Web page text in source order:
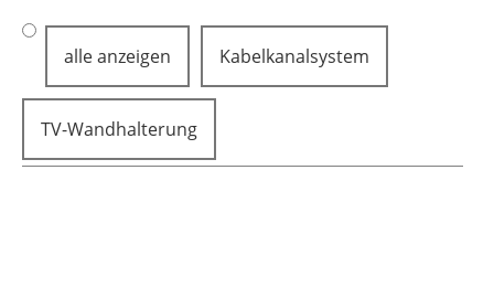
alle anzeigen Kabelkanalsystem
TV-Wandhalterung